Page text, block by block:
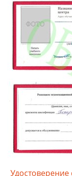
Удостоверение